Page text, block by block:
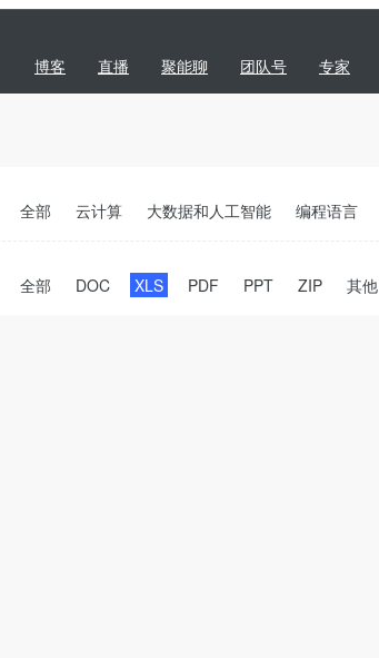
博客 直播 聚能聊 团队号 专家
全部 云计算 大数据和人工智能 编程语言
全部 DOC XLS PDF PPT ZIP 其他